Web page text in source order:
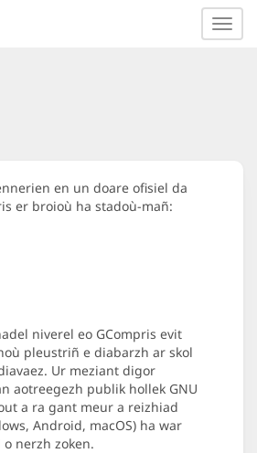
en un doare ofisiel da
er broioù ha stadoù-mañ:
niverel eo GCompris evit
pleustriñ e diabarzh ar skol
Ur meziant digor
aotreegezh publik hollek GNU
a ra gant meur a reizhiad
Android, macOS) ha war
nerzh zoken.